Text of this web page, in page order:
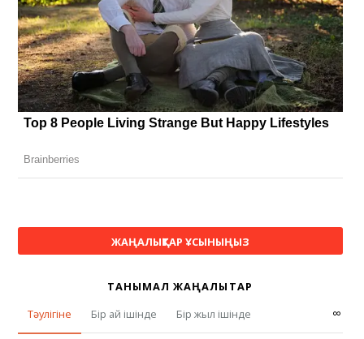
ЖАҢАЛЫҚТАР ҰСЫНЫҢЫЗ
ТАНЫМАЛ ЖАҢАЛЫҚТАР
Тәулігіне
Бір ай ішінде Бір жыл ішінде ∞